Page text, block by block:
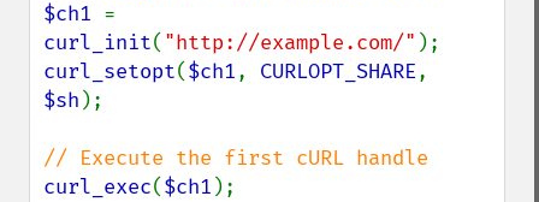
$ch1
curl_init( "http://example.com/"
curl_setopt($ch1, CURLOPT_SHARE
$sh );
curl_exec($ch1 );